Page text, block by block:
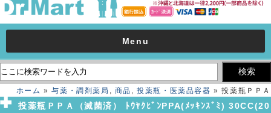
Menu
ホーム »与薬・調剤薬局 , 商品 ,投薬瓶・医薬品容器 » 投薬瓶ＰＰＡ
（滅菌済） ﾄｳﾔｸﾋﾞﾝPPA(ﾒｯｷﾝｽﾞﾐ) 30CC(20ﾎﾟﾝX25ﾌｸﾛｲﾘ)【1梱単
投薬瓶ＰＰＡ（滅菌済） ﾄｳﾔｸﾋﾞﾝPPA(ﾒｯｷﾝｽﾞﾐ) 30CC(20